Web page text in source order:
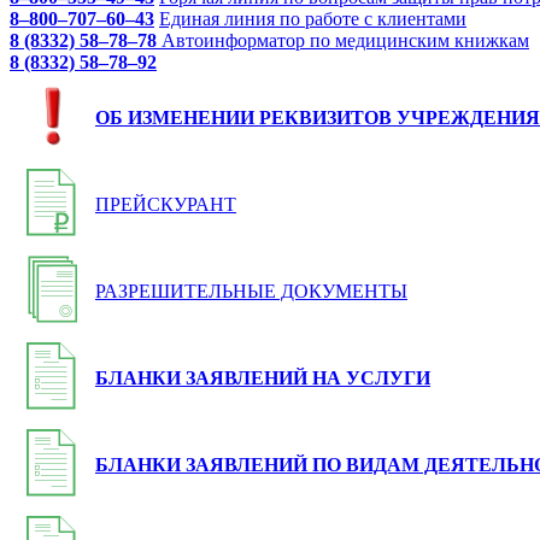
8–800–707–60–43 Единая линия по работе с клиентами
8 (8332) 58–78–78 Автоинформатор по медицинским книжкам
8 (8332) 58–78–92
ОБ ИЗМЕНЕНИИ РЕКВИЗИТОВ УЧРЕЖДЕНИЯ
ПРЕЙСКУРАНТ
РАЗРЕШИТЕЛЬНЫЕ ДОКУМЕНТЫ
БЛАНКИ ЗАЯВЛЕНИЙ НА УСЛУГИ
БЛАНКИ ЗАЯВЛЕНИЙ ПО ВИДАМ